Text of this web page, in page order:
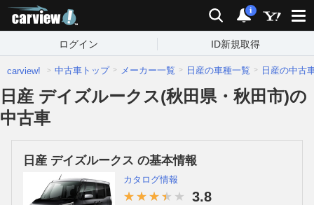
検索 通知
i
ログイン ID新規取得
carview! 中古車トップ メーカー一覧 日産の車種一覧 日産の中古
日産 デイズルークス(秋田県・秋田市)の
中古車
日産 デイズルークス の基本情報
カタログ情報
3.8